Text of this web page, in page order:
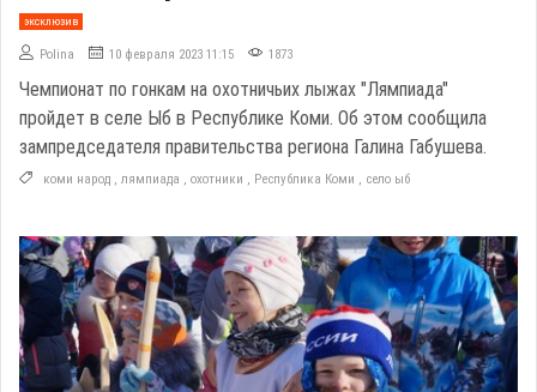
эксклюзив
Polina 10 февраля 2023 11:15 1873
Чемпионат по гонкам на охотничьих лыжах "Лямпиада"
пройдет в селе Ыб в Республике Коми. Об этом сообщила
зампредседателя правительства региона Галина Габушева.
коми народ лямпиада охотники Республика Коми село ыб